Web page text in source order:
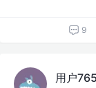
9
用户